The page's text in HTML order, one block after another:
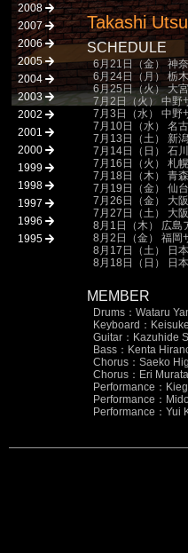
2008
2007
2006
2005
2004
2003
2002
2001
2000
1999
1998
1997
1996
1995
Takashi
SCHEDULE
6月21日（金） 神
6月24日（月） 栃
6月25日（火） 大
7月2日（火） 中野
7月3日（水） 中野
7月10日（水） 名
7月13日（土） 新
7月14日（日） 石
7月16日（火） 札
7月18日（木） 青
7月19日（金） 仙
7月26日（金） 大
7月27日（土） 大
8月1日（木） 広島
8月2日（金） 福岡
8月17日（土） 日
8月18日（日） 日
MEMBER
Drums：Wataru
Keyboard：
Guitar：Kazuhide
Bass：Kenta
Chorus：Saeko
Chorus：Eri Murata
Performance：
Performance：
Performance：Yui